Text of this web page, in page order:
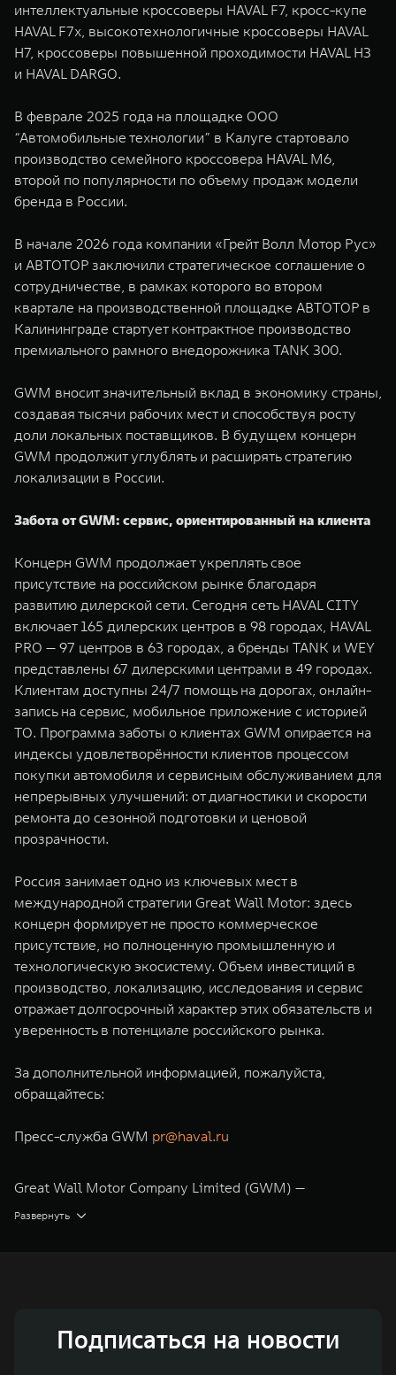
интеллектуальные кроссоверы HAVAL F7, кросс-купе
HAVAL F7x, высокотехнологичные кроссоверы HAVAL
H7, кроссоверы повышенной проходимости HAVAL H3
и HAVAL DARGO.
В феврале 2025 года на площадке ООО
“Автомобильные технологии” в Калуге стартовало
производство семейного кроссовера HAVAL M6,
второй по популярности по объему продаж модели
бренда в России.
В начале 2026 года компании «Грейт Волл Мотор Рус»
и АВТОТОР заключили стратегическое соглашение о
сотрудничестве, в рамках которого во втором
квартале на производственной площадке АВТОТОР в
Калининграде стартует контрактное производство
премиального рамного внедорожника TANK 300.
GWM вносит значительный вклад в экономику страны,
создавая тысячи рабочих мест и способствуя росту
доли локальных поставщиков. В будущем концерн
GWM продолжит углублять и расширять стратегию
локализации в России.
Забота от GWM: сервис, ориентированный на клиента
Концерн GWM продолжает укреплять свое
присутствие на российском рынке благодаря
развитию дилерской сети. Сегодня сеть HAVAL CITY
включает 165 дилерских центров в 98 городах, HAVAL
PRO — 97 центров в 63 городах, а бренды TANK и WEY
представлены 67 дилерскими центрами в 49 городах.
Клиентам доступны 24/7 помощь на дорогах, онлайн-
запись на сервис, мобильное приложение с историей
ТО. Программа заботы о клиентах GWM опирается на
индексы удовлетворённости клиентов процессом
покупки автомобиля и сервисным обслуживанием для
непрерывных улучшений: от диагностики и скорости
ремонта до сезонной подготовки и ценовой
прозрачности.
Россия занимает одно из ключевых мест в
международной стратегии Great Wall Motor: здесь
концерн формирует не просто коммерческое
присутствие, но полноценную промышленную и
технологическую экосистему. Объем инвестиций в
производство, локализацию, исследования и сервис
отражает долгосрочный характер этих обязательств и
уверенность в потенциале российского рынка.
За дополнительной информацией, пожалуйста,
обращайтесь:
Пресс-служба GWM pr@haval.ru
Great Wall Motor Company Limited (GWM) —
глобальный производитель внедорожников,
2011 годах соответственно. Сфера деятельности
Развернуть
Подписаться на новости